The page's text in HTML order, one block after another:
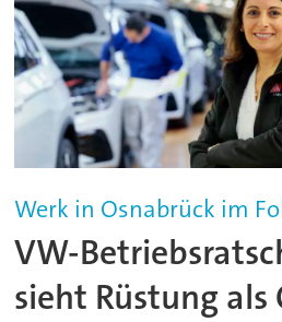
Werk in Osnabrück im
VW-
sieht Rüstung als